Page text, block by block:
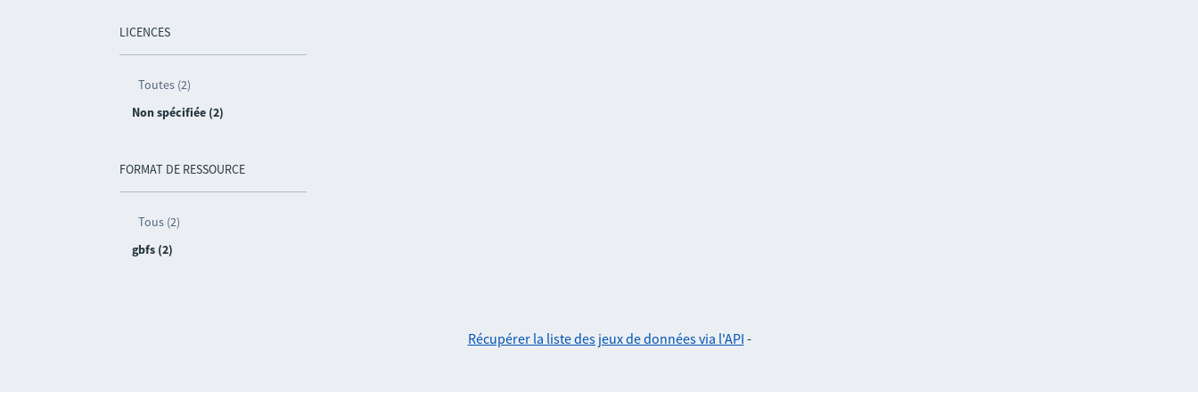
LICENCES
Toutes (2)
Non spécifiée (2)
FORMAT DE RESSOURCE
Tous (2)
gbfs (2)
Récupérer la liste des jeux de données via l'API -